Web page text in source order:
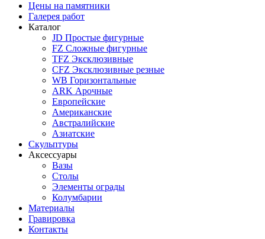
Цены на памятники
Галерея работ
Каталог
JD Простые фигурные
FZ Сложные фигурные
TFZ Эксклюзивные
CFZ Эксклюзивные резные
WB Горизонтальные
ARK Арочные
Европейские
Американские
Австралийские
Азиатские
Скульптуры
Аксессуары
Вазы
Столы
Элементы ограды
Колумбарии
Материалы
Гравировка
Контакты